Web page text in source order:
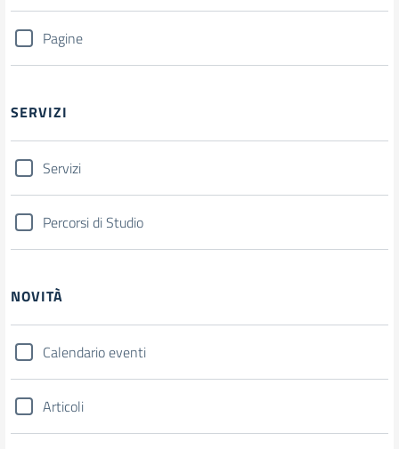
Pagine
SERVIZI
Servizi
Percorsi di Studio
NOVITÀ
Calendario eventi
Articoli